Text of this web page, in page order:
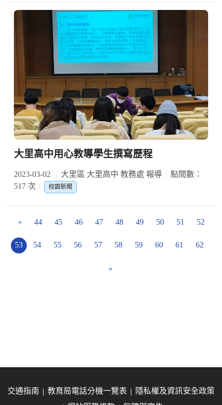
大里高中用心教導學生撰寫歷程
2023-03-02 大里區 大里高中 教務處 報導
點閱數：
517 次
校園新聞
« 44 45 46 47 48 49 50 51 52
53 54 55 56 57 58 59 60 61 62
»
交通指南 教育局電話分機一覽表
隱私權及資訊安全政策